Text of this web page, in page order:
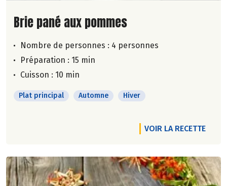
Lire la suite de la recette
Brie pané aux pommes
Nombre de personnes : 4 personnes
Préparation : 15 min
Cuisson : 10 min
Plat principal Automne Hiver
VOIR LA RECETTE